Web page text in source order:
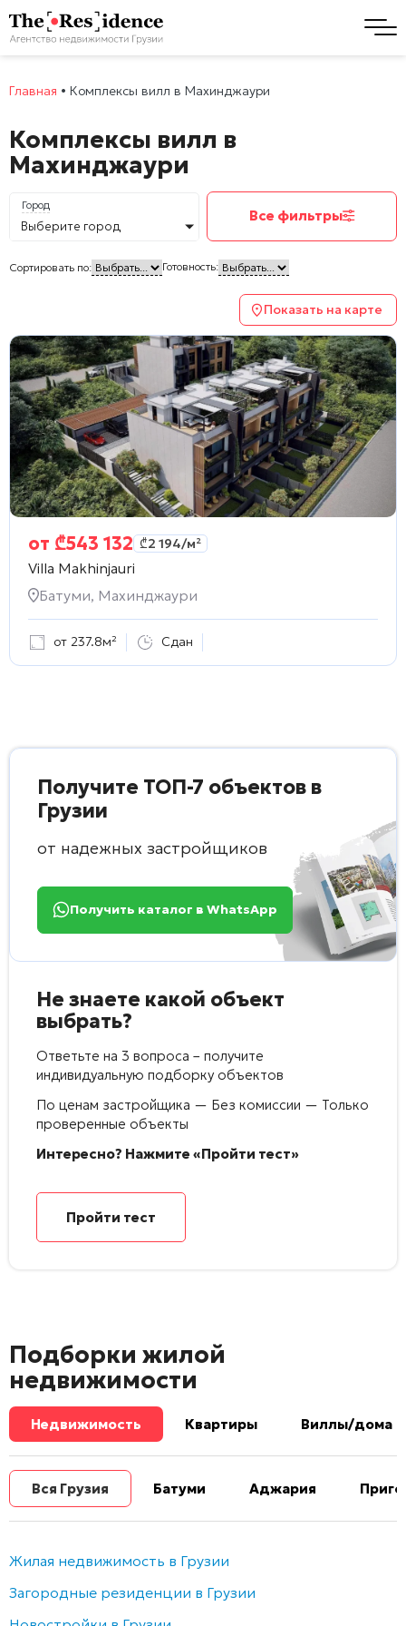
Главная • Комплексы вилл в Махинджаури
Комплексы вилл в
Махинджаури
Город
Выберите город
Все фильтры
Сортировать по: Готовность:
Показать на карте
от ₾543 132 ₾2 194/м²
Villa Makhinjauri
Батуми, Махинджаури
от 237.8м² Сдан
Получите ТОП-7 объектов в
Грузии
от надежных застройщиков
Получить каталог в WhatsApp
Не знаете какой объект
выбрать?
Ответьте на 3 вопроса – получите
индивидуальную подборку объектов
По ценам застройщика — Без комиссии — Только
проверенные объекты
Интересно? Нажмите «Пройти тест»
Пройти тест
Подборки жилой
недвижимости
Недвижимость Квартиры Виллы/дома
Вся Грузия Батуми Аджария
Жилая недвижимость в Грузии
Загородные резиденции в Грузии